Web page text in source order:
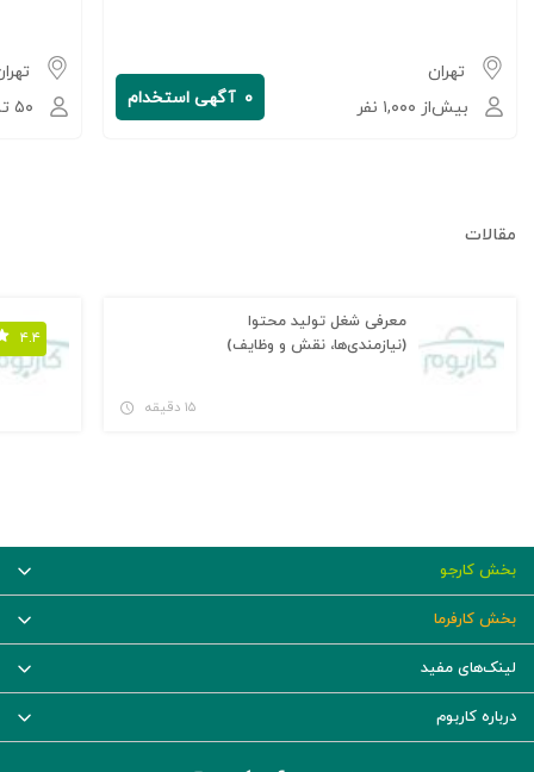
تهران
بیش‌از ۱,۰۰۰ نفر
۰ آگهی استخدام
۵۰ تا ۲۵۰ نفر
مقالات
معرفی شغل تولید محتوا
(نیازمندی‌ها، نقش و وظایف)
۱۵ دقیقه
۴.۴
بخش کارجو
بخش کارفرما
لینک‌های مفید
درباره کاربوم